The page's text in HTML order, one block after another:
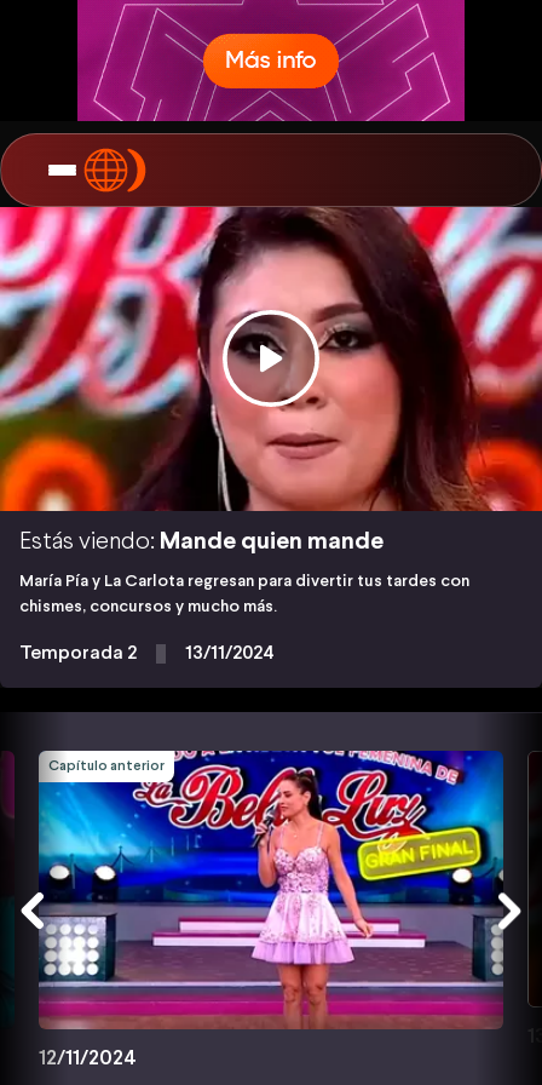
Estás viendo: Mande quien mande
María Pía y La Carlota regresan para divertir tus tardes con
chismes, concursos y mucho más.
Temporada 2 13/11/2024
Capítulo anterior
12/11/2024